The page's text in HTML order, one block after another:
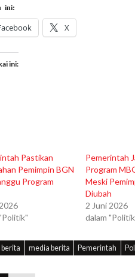
ini:
X
ini:
Pastikan
Pemimpin BGN
Program
Pemerintah
Program
Meski
Diubah
2 Juni 2026
dalam
berita media berita Pemerintah